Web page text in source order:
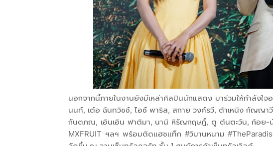
นอกจากนี้ภายในงานยังมีเหล่าศิลปินนักแสดง มาร่วมให้กำลั
นนท์, เต๋อ ฉันทวิชช์, ไอซ์ พาริส, สกาย วงศ์รวี, ต้าเหนิง กัญญ
กันตภณ, เอินเอิน ฟาติมา, นานิ หิรัญกฤษฎิ์, ตู ต้นตะวัน, ก้อย-
MXFRUIT ฯลฯ พร้อมติดแฮชแท็ก #วิมานหนาม